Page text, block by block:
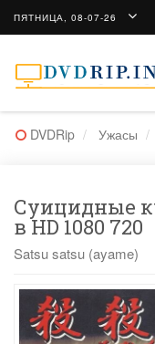
ПЯТНИЦА, 08-07-26
DVDRip Ужасы
Суицидные
в HD 1080 720
Satsu satsu (ayame)